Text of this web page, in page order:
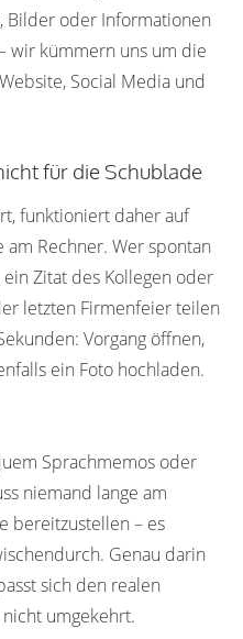
Bilder oder Informationen
wir kümmern uns um die
Social Media und
für die Schublade
funktioniert daher auf
Rechner. Wer spontan
Zitat des Kollegen oder
letzten Firmenfeier teilen
Vorgang öffnen,
ein Foto hochladen.
Sprachmemos oder
niemand lange am
bereitzustellen – es
Genau darin
sich den realen
umgekehrt.